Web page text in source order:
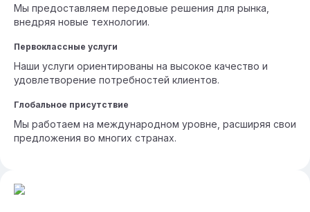
Мы предоставляем передовые решения для рынка,
внедряя новые технологии.
Первоклассные услуги
Наши услуги ориентированы на высокое качество и
удовлетворение потребностей клиентов.
Глобальное присутствие
Мы работаем на международном уровне, расширяя свои
предложения во многих странах.